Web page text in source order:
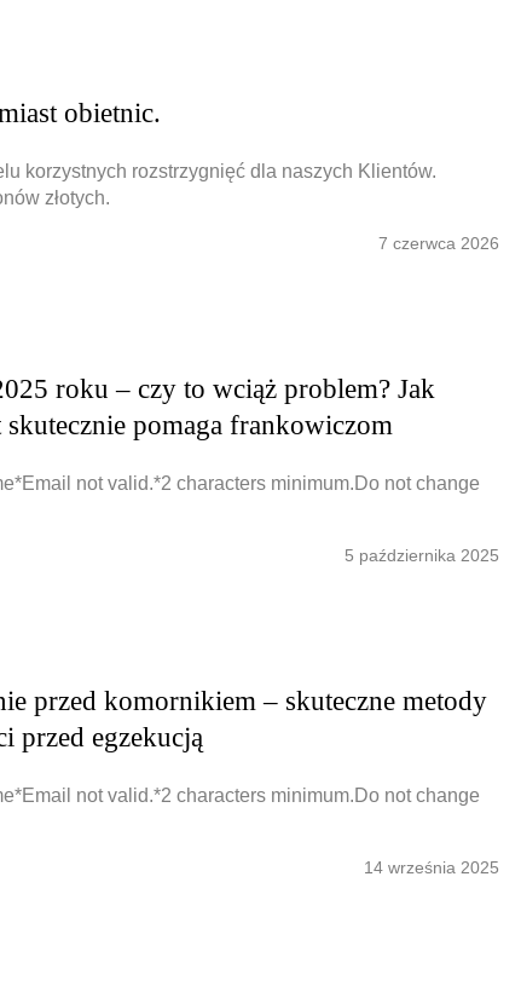
obietnic.
korzystnych rozstrzygnięć dla naszych Klientów.
złotych.
7 czerwca 2026
roku – czy to wciąż problem? Jak
pomaga frankowiczom
not valid.*2 characters minimum.Do not change
5 października 2025
przed komornikiem – skuteczne metody
przed egzekucją
not valid.*2 characters minimum.Do not change
14 września 2025